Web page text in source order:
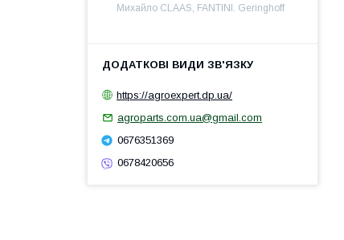
Михайло CLAAS, FANTINI. Geringhoff
https://agroexpert.dp.ua/
agroparts.com.ua@gmail.com
0676351369
0678420656